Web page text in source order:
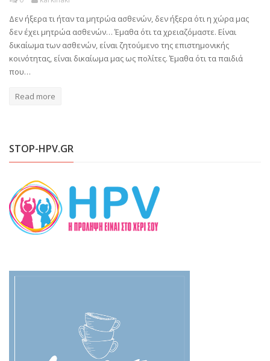
Δεν ήξερα τι ήταν τα μητρώα ασθενών, δεν ήξερα ότι η χώρα μας
δεν έχει μητρώα ασθενών… Έμαθα ότι τα χρειαζόμαστε. Είναι
δικαίωμα των ασθενών, είναι ζητούμενο της επιστημονικής
κοινότητας, είναι δικαίωμα μας ως πολίτες. Έμαθα ότι τα παιδιά
που…
Read more
STOP-HPV.GR